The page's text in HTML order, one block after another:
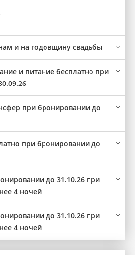
и на годовщину свадьбы
и питание бесплатно при
при бронировании до
при бронировании до
до 31.10.26 при
4 ночей
до 31.10.26 при
4 ночей